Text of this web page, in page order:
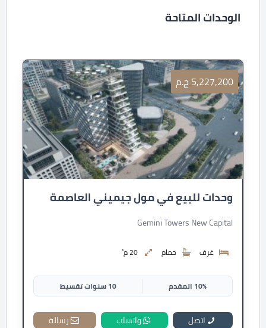
الوحدات المتاحة
5,227,200 ج.م
وحدات للبيع في مول جيميني العاصمة
Gemini Towers New Capital
غرف حمام 20 م²
10% المقدم 10 سنوات تقسيط
اتصل واتساب رسالة